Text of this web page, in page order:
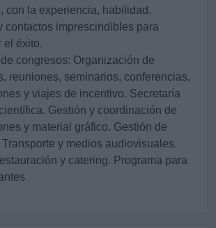
con la experiencia, habilidad,
contactos imprescindibles para
el éxito.
congresos: Organización de
reuniones, seminarios, conferencias,
y viajes de incentivo. Secretaría
Gestión y coordinación de
y material gráfico. Gestión de
y medios audiovisuales.
y catering. Programa para